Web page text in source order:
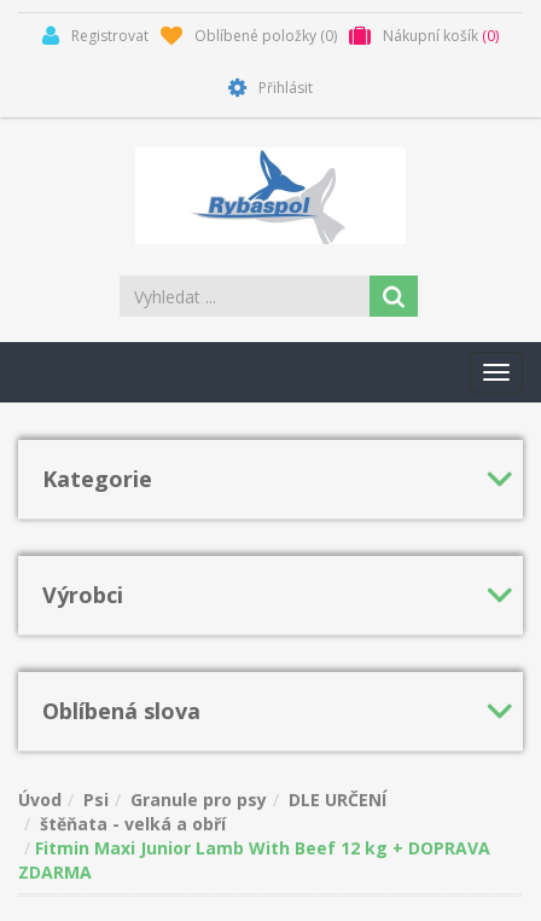
Registrovat Oblíbené položky (0) Nákupní košík (0)
Přihlásit
Kategorie
Výrobci
Oblíbená slova
Úvod Psi Granule pro psy
DLE URČENÍ
štěňata - velká a obří
Fitmin Maxi Junior Lamb With Beef 12 kg + DOPRAVA
ZDARMA